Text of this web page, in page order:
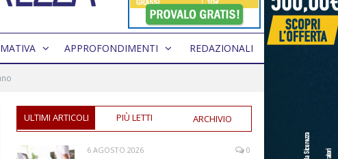
APPROFONDIMENTI REDAZIONALI
ULTIMI ARTICOLI PIÙ LETTI ARCHIVIO
6 AGOSTO 2026 0